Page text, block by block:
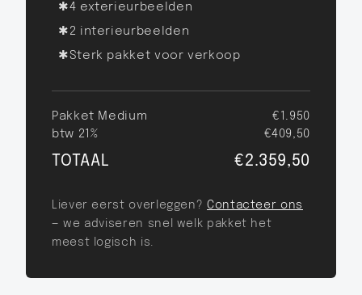
✱4 exterieurbeelden
✱2 interieurbeelden
✱Sterk pakket voor verkoop
Pakket Medium
€1.950
btw 21%
€409,50
TOTAAL €2.359,50
Liever eerst overleggen? Contacteer ons
— we adviseren snel welk pakket het
meest logisch is.